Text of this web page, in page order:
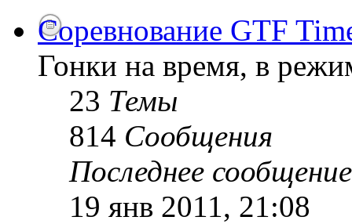
Соревнование GTF
Гонки на время, в
23 Темы
814 Сообщения
Последнее сообщение
19 янв 2011, 21:08